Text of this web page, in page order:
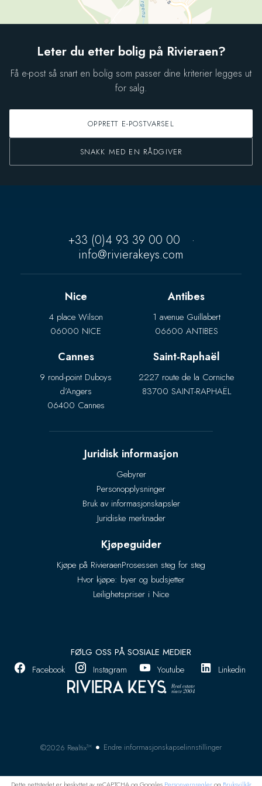
Leter du etter bolig på Rivieraen?
Få e-post så snart en bolig som passer dine kriterier legges ut
for salg.
OPPRETT E-POSTVARSEL
SNAKK MED EN RÅDGIVER
+33 (0)4 93 39 00 00
·
info@rivierakeys.com
Nice
4 place Wilson
06000 NICE
Antibes
1 avenue Guillabert
06600 ANTIBES
Cannes
9 rond-point Duboys
d’Angers
06400 Cannes
Saint-Raphaël
2227 route de la Corniche
83700 SAINT-RAPHAËL
Juridisk informasjon
Gebyrer
Personopplysninger
Bruk av informasjonskapsler
Juridiske merknader
Kjøpeguider
Kjøpe på RivieraenProsessen steg for steg
Hvor kjøpe: byer og budsjetter
Leilighetspriser i Nice
FØLG OSS PÅ SOSIALE MEDIER
Facebook
Instagram Youtube Linkedin
©2026 Realtix™ Endre informasjonskapselinnstillinger